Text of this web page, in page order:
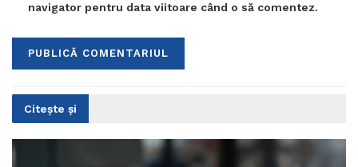
navigator pentru data viitoare când o să comentez.
Citește și